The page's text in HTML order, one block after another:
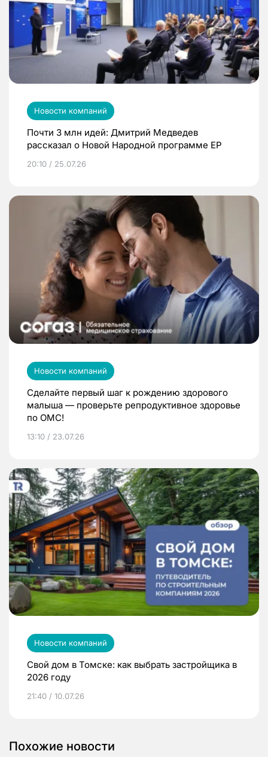
Новости компаний
Почти 3 млн идей: Дмитрий Медведев
рассказал о Новой Народной программе ЕР
20:10 / 25.07.26
Новости компаний
Сделайте первый шаг к рождению здорового
малыша — проверьте репродуктивное здоровье
по ОМС!
13:10 / 23.07.26
Новости компаний
Свой дом в Томске: как выбрать застройщика в
2026 году
21:40 / 10.07.26
Похожие новости